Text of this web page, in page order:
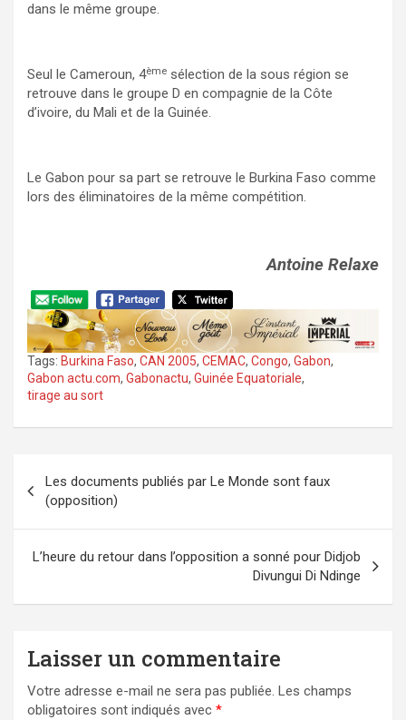
dans le même groupe.
Seul le Cameroun, 4ème sélection de la sous région se
retrouve dans le groupe D en compagnie de la Côte
d’ivoire, du Mali et de la Guinée.
Le Gabon pour sa part se retrouve le Burkina Faso comme
lors des éliminatoires de la même compétition.
Antoine Relaxe
Tags: Burkina Faso, CAN 2005, CEMAC, Congo, Gabon,
Gabon actu.com, Gabonactu, Guinée Equatoriale,
tirage au sort
de
l’article
Les documents publiés par Le Monde sont faux
(opposition)
L’heure du retour dans l’opposition a sonné pour Didjob
Divungui Di Ndinge
Laisser un commentaire
Votre adresse e-mail ne sera pas publiée. Les champs
obligatoires sont indiqués avec *